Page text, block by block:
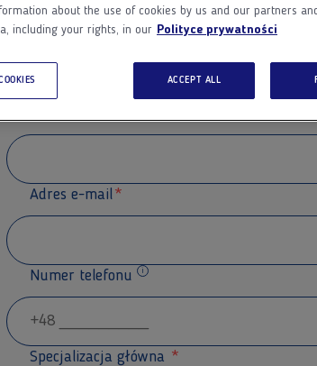
Imię
Adres e-mail
Numer telefonu
Specjalizacja główna
about the use of cookies by us and our partners
including your rights, in our Polityce prywatności
ACCEPT ALL